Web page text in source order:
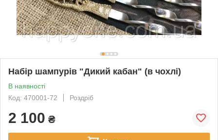
Набір шампурів "Дикий кабан" (в чохлі)
В наявності
Код: 470001-72
Роздріб
2 100 ₴